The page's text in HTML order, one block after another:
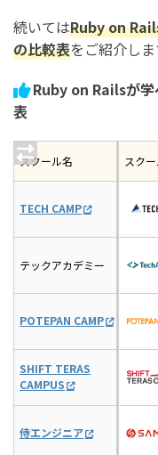
続いてはRuby on
の比較表をご紹介しま
Ruby on Railsが学
表
スクール名 スク
TECH CAMP
テックアカデミー
POTEPAN CAMP
SHIFT TERAS
CAMPUS
侍エンジニア